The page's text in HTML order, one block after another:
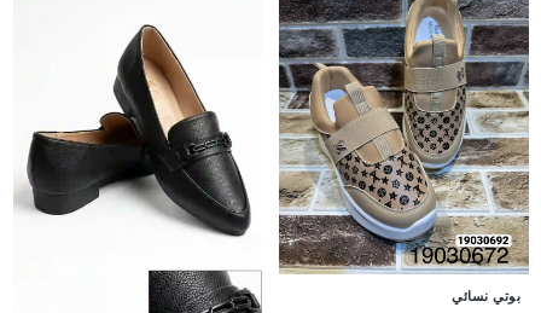
بوتي نسائي